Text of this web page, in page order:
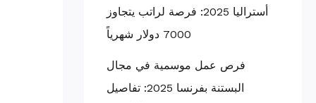
أستراليا 2025: فرصة لراتب يتجاوز
7000 دولار شهرياً
فرص عمل موسمية في مجال
البستنة بفرنسا 2025: تفاصيل